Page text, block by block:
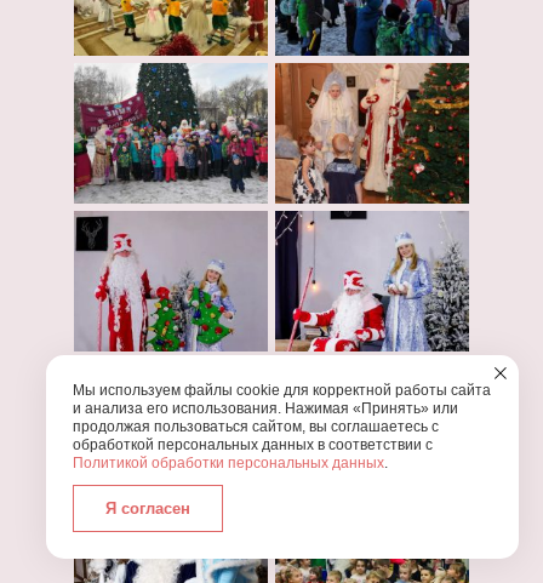
Мы используем файлы cookie для корректной работы сайта
и анализа его использования. Нажимая «Принять» или
продолжая пользоваться сайтом, вы соглашаетесь с
обработкой персональных данных в соответствии с
Политикой обработки персональных данных.
Я согласен